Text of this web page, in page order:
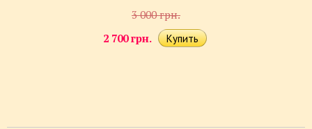
3 000 грн.
2 700 грн.